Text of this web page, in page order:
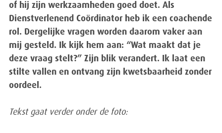
of hij zijn werkzaamheden goed doet. Als
Dienstverlenend Coördinator heb ik een coachende
rol. Dergelijke vragen worden daarom vaker aan
mij gesteld. Ik kijk hem aan: “Wat maakt dat je
deze vraag stelt?” Zijn blik verandert. Ik laat een
stilte vallen en ontvang zijn kwetsbaarheid zonder
oordeel.
Tekst gaat verder onder de foto: